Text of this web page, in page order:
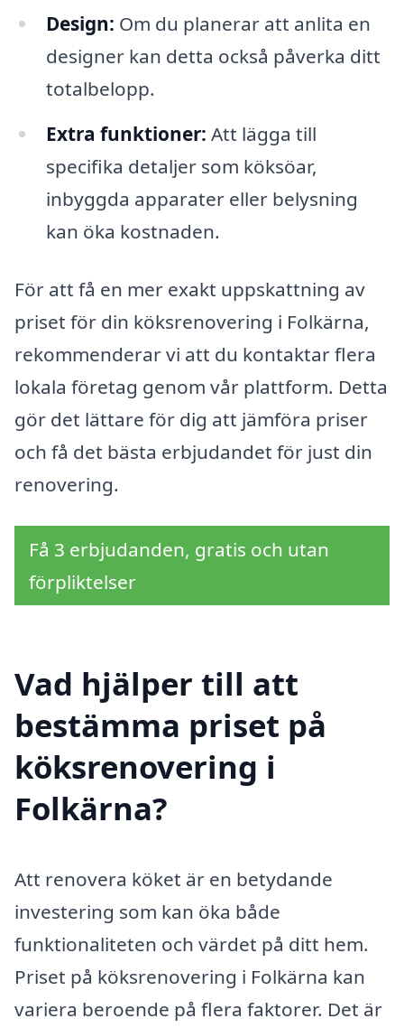
Design: Om du planerar att anlita en
designer kan detta också påverka ditt
totalbelopp.
Extra funktioner: Att lägga till
specifika detaljer som köksöar,
inbyggda apparater eller belysning
kan öka kostnaden.
För att få en mer exakt uppskattning av
priset för din köksrenovering i Folkärna,
rekommenderar vi att du kontaktar flera
lokala företag genom vår plattform. Detta
gör det lättare för dig att jämföra priser
och få det bästa erbjudandet för just din
renovering.
Få 3 erbjudanden, gratis och utan
förpliktelser
Vad hjälper till att
bestämma priset på
köksrenovering i
Folkärna?
Att renovera köket är en betydande
investering som kan öka både
funktionaliteten och värdet på ditt hem.
Priset på köksrenovering i Folkärna kan
variera beroende på flera faktorer. Det är